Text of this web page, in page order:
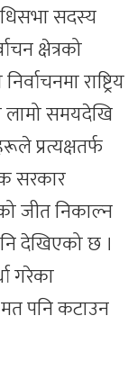
सदस्य
क्षेत्रको
राष्ट्रिय
लामो समयदेखि
प्रत्यक्षतर्फ
सरकार
जीत निकाल्न
देखिएको छ ।
गरेका
पनि कटाउन